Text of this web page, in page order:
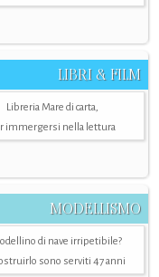
LIBRI & FILM
Libreria Mare di carta,
immergersi nella lettura
MODELLISMO
di nave irripetibile?
sono serviti 47 anni